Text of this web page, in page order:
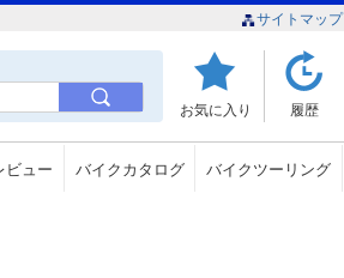
サイトマップ
お気に入り 履歴
ビュー バイクカタログ バイクツーリング